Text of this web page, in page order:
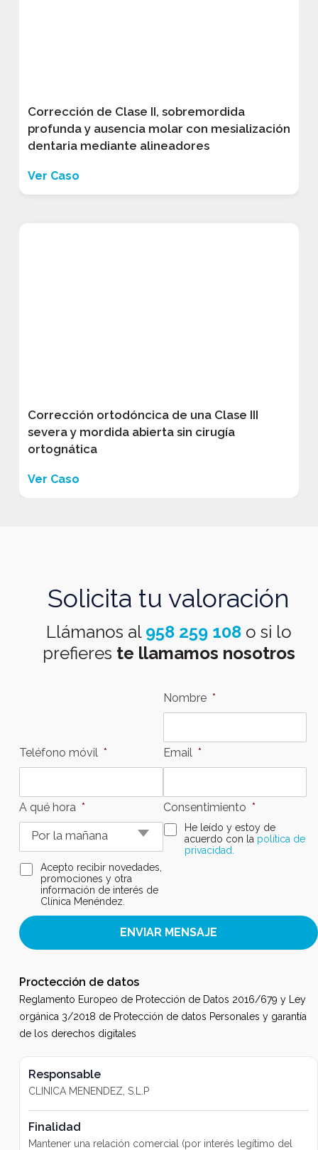
Corrección de Clase II, sobremordida
profunda y ausencia molar con mesialización
dentaria mediante alineadores
Ver Caso
Corrección ortodóncica de una Clase III
severa y mordida abierta sin cirugía
ortognática
Ver Caso
Solicita tu valoración
Llámanos al 958 259 108 o si lo
prefieres te llamamos nosotros
Nombre *
Teléfono móvil * Email *
A qué hora * Consentimiento *
He leído y estoy de
acuerdo con la política de
privacidad.
Consentimiento
email
Acepto recibir novedades,
promociones y otra
información de interés de
Clínica Menéndez.
Proctección de datos
Reglamento Europeo de Protección de Datos 2016/679 y Ley
orgánica 3/2018 de Protección de datos Personales y garantía
de los derechos digitales
Responsable
CLINICA MENENDEZ, S.L.P
Finalidad
Mantener una relación comercial (por interés legítimo del